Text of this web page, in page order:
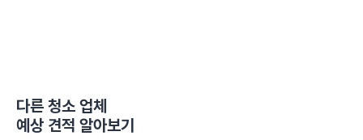
다른 청소 업체
예상 견적 알아보기